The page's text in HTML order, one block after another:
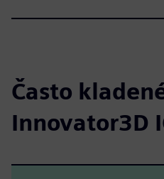
Často
Innovator3D